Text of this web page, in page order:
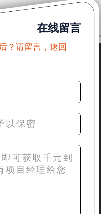
吨锤破，加工石灰石
设备有吗？给个详细
左右的鄂破和反击破，
目，用什么磨粉设
在线留言
？请留言，速回